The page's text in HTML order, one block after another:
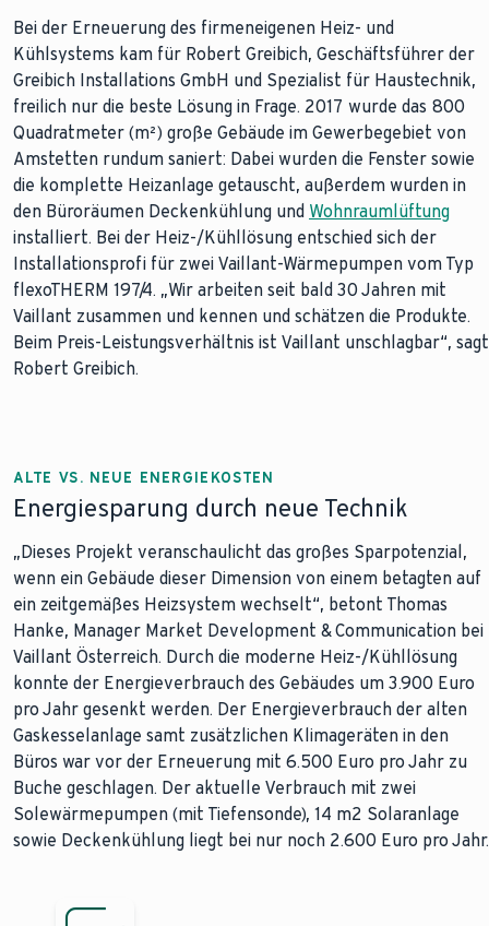
Bei der Erneuerung des firmeneigenen Heiz- und
Kühlsystems kam für Robert Greibich, Geschäftsführer der
Greibich Installations GmbH und Spezialist für Haustechnik,
freilich nur die beste Lösung in Frage. 2017 wurde das 800
Quadratmeter (m²) große Gebäude im Gewerbegebiet von
Amstetten rundum saniert: Dabei wurden die Fenster sowie
die komplette Heizanlage getauscht, außerdem wurden in
den Büroräumen Deckenkühlung und Wohnraumlüftung
installiert. Bei der Heiz-/Kühllösung entschied sich der
Installationsprofi für zwei Vaillant-Wärmepumpen vom Typ
flexoTHERM 197/4. „Wir arbeiten seit bald 30 Jahren mit
Vaillant zusammen und kennen und schätzen die Produkte.
Beim Preis-Leistungsverhältnis ist Vaillant unschlagbar“, sagt
Robert Greibich.
ALTE VS. NEUE ENERGIEKOSTEN
Energiesparung durch neue Technik
„Dieses Projekt veranschaulicht das großes Sparpotenzial,
wenn ein Gebäude dieser Dimension von einem betagten auf
ein zeitgemäßes Heizsystem wechselt“, betont Thomas
Hanke, Manager Market Development & Communication bei
Vaillant Österreich. Durch die moderne Heiz-/Kühllösung
konnte der Energieverbrauch des Gebäudes um 3.900 Euro
pro Jahr gesenkt werden. Der Energieverbrauch der alten
Gaskesselanlage samt zusätzlichen Klimageräten in den
Büros war vor der Erneuerung mit 6.500 Euro pro Jahr zu
Buche geschlagen. Der aktuelle Verbrauch mit zwei
Solewärmepumpen (mit Tiefensonde), 14 m2 Solaranlage
sowie Deckenkühlung liegt bei nur noch 2.600 Euro pro Jahr.